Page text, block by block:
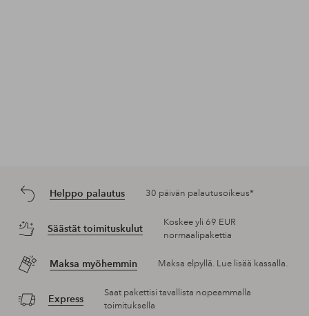
Helppo palautus 30 päivän palautusoikeus*
Säästät toimituskulut
Koskee yli 69 EUR
normaalipakettia
Maksa myöhemmin Maksa elpyllä. Lue lisää kassalla.
Express
Saat pakettisi tavallista nopeammalla
toimituksella